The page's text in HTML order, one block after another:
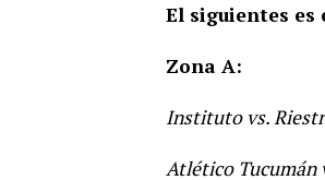
El siguientes
Zona A:
Instituto vs.
Atlético Tucumán